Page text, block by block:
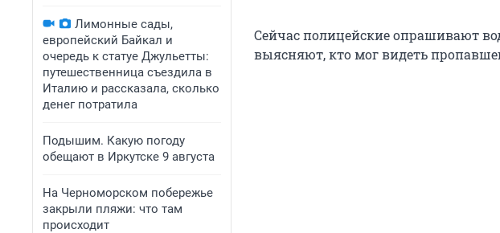
Лимонные сады,
европейский Байкал и
очередь к статуе Джульетты:
путешественница съездила в
Италию и рассказала, сколько
денег потратила
Подышим. Какую погоду
обещают в Иркутске 9 августа
На Черноморском побережье
закрыли пляжи: что там
происходит
Сейчас полицейские опрашивают
выясняют, кто мог видеть